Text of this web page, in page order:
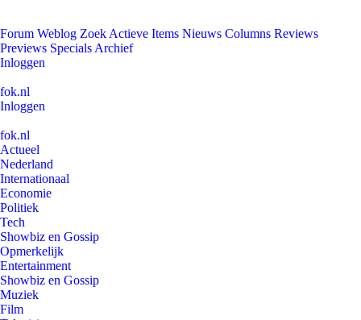
Forum Weblog Zoek Actieve Items Nieuws Columns Reviews
Previews Specials Archief
Inloggen
fok.nl
Inloggen
fok.nl
Actueel
Nederland
Internationaal
Economie
Politiek
Tech
Showbiz en Gossip
Opmerkelijk
Entertainment
Showbiz en Gossip
Muziek
Film